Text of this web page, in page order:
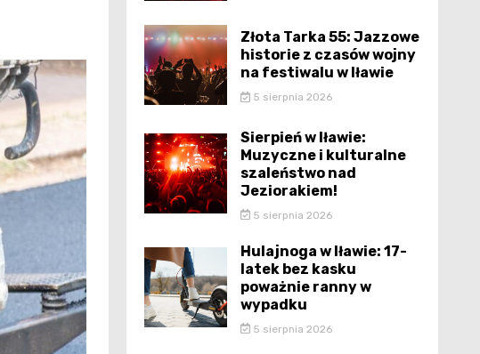
Złota Tarka 55: Jazzowe
historie z czasów wojny
na festiwalu w Iławie
5 sierpnia 2026
Sierpień w Iławie:
Muzyczne i kulturalne
szaleństwo nad
Jeziorakiem!
5 sierpnia 2026
Hulajnoga w Iławie: 17-
latek bez kasku
poważnie ranny w
wypadku
5 sierpnia 2026